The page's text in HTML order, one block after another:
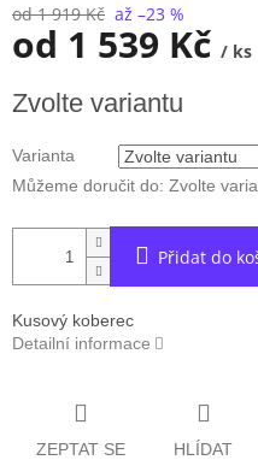
od 1 919 Kč až –23 %
od 1 539 Kč / ks
cena:
Zvolte variantu
Varianta
Můžeme doručit do: Zvolte
Přidat do
Kusový koberec
Detailní informace
ZEPTAT SE HLÍDAT